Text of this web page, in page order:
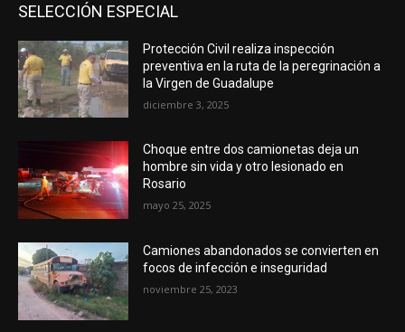
SELECCIÓN ESPECIAL
Protección Civil realiza inspección
preventiva en la ruta de la peregrinación a
la Virgen de Guadalupe
diciembre 3, 2025
Choque entre dos camionetas deja un
hombre sin vida y otro lesionado en
Rosario
mayo 25, 2025
Camiones abandonados se convierten en
focos de infección e inseguridad
noviembre 25, 2023